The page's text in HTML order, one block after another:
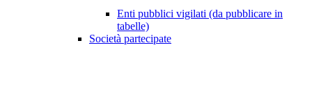
Enti pubblici vigilati (da pubblicare in
tabelle)
Società partecipate